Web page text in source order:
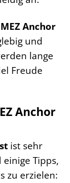
MEZ Anchor
und
lange
Freude
Anchor
ist sehr
Tipps,
zu erzielen: